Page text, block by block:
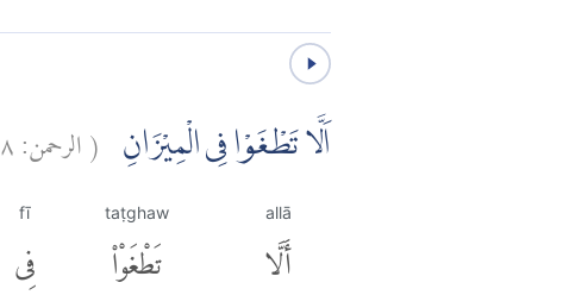
اَلَّا تَطْغَوْا فِى الْمِيْزَانِ (الرحمن:٨
allā
أَلَّا
taṭghaw
تَطْغَوْا۟
fī
فِى